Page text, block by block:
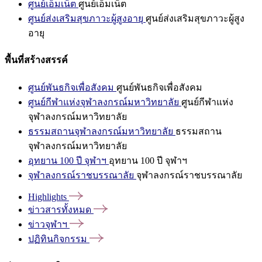
ศูนย์เอ็มเน็ต ศูนย์เอ็มเน็ต
ศูนย์ส่งเสริมสุขภาวะผู้สูงอายุ ศูนย์ส่งเสริมสุขภาวะผู้สูง
อายุ
พื้นที่สร้างสรรค์
ศูนย์พันธกิจเพื่อสังคม ศูนย์พันธกิจเพื่อสังคม
ศูนย์กีฬาแห่งจุฬาลงกรณ์มหาวิทยาลัย ศูนย์กีฬาแห่ง
จุฬาลงกรณ์มหาวิทยาลัย
ธรรมสถานจุฬาลงกรณ์มหาวิทยาลัย ธรรมสถาน
จุฬาลงกรณ์มหาวิทยาลัย
อุทยาน 100 ปี จุฬาฯ อุทยาน 100 ปี จุฬาฯ
จุฬาลงกรณ์ราชบรรณาลัย จุฬาลงกรณ์ราชบรรณาลัย
Highlights
ข่าวสารทั้งหมด
ข่าวจุฬาฯ
ปฏิทินกิจกรรม